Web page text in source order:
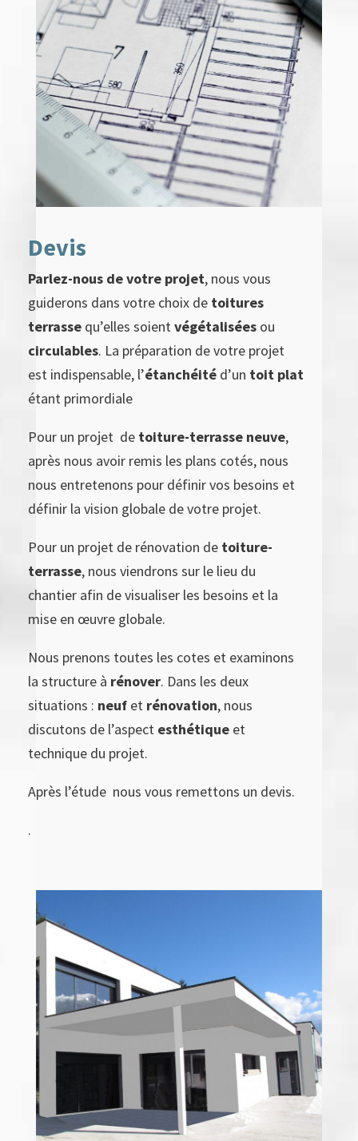
Devis
Parlez-nous de votre projet, nous vous
guiderons dans votre choix de toitures
terrassequ’elles soient végétaliséesou
circulables. La préparation de votre projet
est indispensable, l’étanchéitéd’un toit plat
étant primordiale
Pour un projet de toiture-terrasse neuve,
après nous avoir remis les plans cotés, nous
nous entretenons pour définir vos besoins et
définir la vision globale de votre projet.
Pour un projet de rénovation detoiture-
terrasse, nous viendrons sur le lieu du
chantier afin de visualiser les besoins et la
mise en œuvre globale.
Nous prenons toutes les cotes et examinons
la structure à rénover. Dans les deux
situations : neufet rénovation, nous
discutons de l’aspect esthétiqueet
technique du projet.
Après l’étude nous vous remettons un devis.
.